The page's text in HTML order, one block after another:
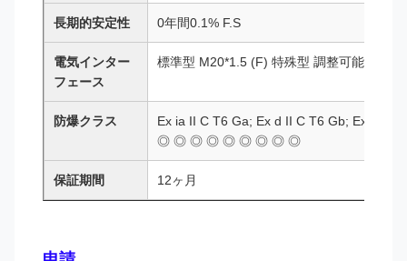
長期的安定性 0年間0.1% F.S
電気インター
フェース
標準型 M20*1.5 (F) 特殊型 調整可能
防爆クラス
Ex ia II C T6 Ga; Ex d II C T6 Gb; Ex tD
◎ ◎ ◎ ◎ ◎ ◎ ◎ ◎ ◎
保証期間 12ヶ月